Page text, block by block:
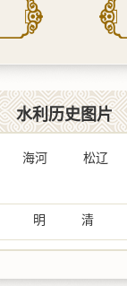
水利历史图片
海河
松辽
明 清